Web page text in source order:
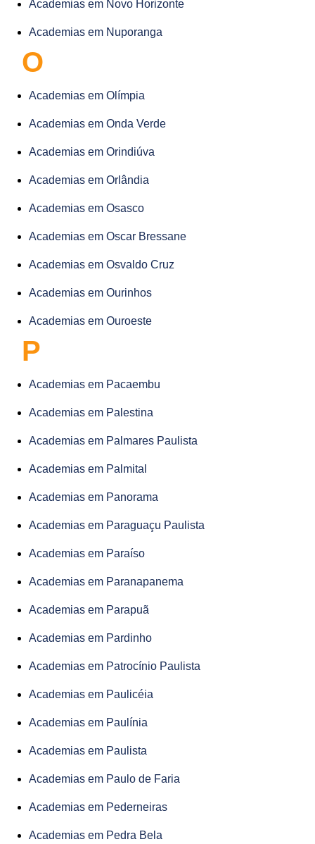
Academias em Novo Horizonte
Academias em Nuporanga
O
Academias em Olímpia
Academias em Onda Verde
Academias em Orindiúva
Academias em Orlândia
Academias em Osasco
Academias em Oscar Bressane
Academias em Osvaldo Cruz
Academias em Ourinhos
Academias em Ouroeste
P
Academias em Pacaembu
Academias em Palestina
Academias em Palmares Paulista
Academias em Palmital
Academias em Panorama
Academias em Paraguaçu Paulista
Academias em Paraíso
Academias em Paranapanema
Academias em Parapuã
Academias em Pardinho
Academias em Patrocínio Paulista
Academias em Paulicéia
Academias em Paulínia
Academias em Paulista
Academias em Paulo de Faria
Academias em Pederneiras
Academias em Pedra Bela